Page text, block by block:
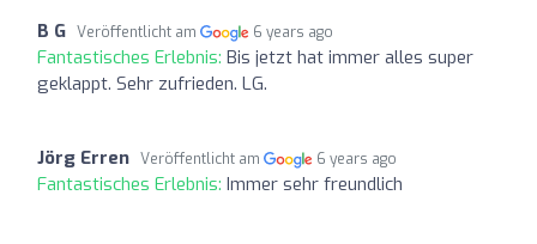
B G Veröffentlicht am 6 years ago
Fantastisches Erlebnis: Bis jetzt hat immer alles super
geklappt. Sehr zufrieden. LG.
Jörg Erren Veröffentlicht am 6 years ago
Fantastisches Erlebnis: Immer sehr freundlich